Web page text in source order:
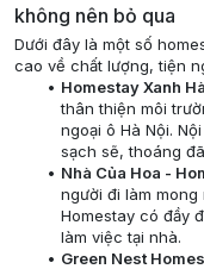
không nên bỏ qua
Dưới đây là một số
cao về chất lượng, tiện
Homestay Xanh
thân thiện môi
ngoại ô Hà Nội.
sạch sẽ, thoáng
Nhà Của Hoa -
người đi làm
Homestay có đầy
làm việc tại nhà.
Green Nest